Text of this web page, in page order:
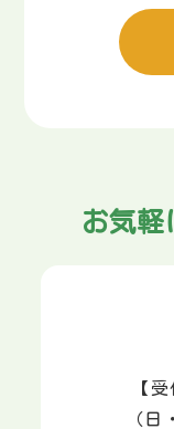
お気軽
【
（日